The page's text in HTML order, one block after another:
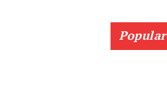
Popular